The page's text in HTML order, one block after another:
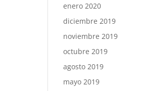
enero 2020
diciembre 2019
noviembre 2019
octubre 2019
agosto 2019
mayo 2019